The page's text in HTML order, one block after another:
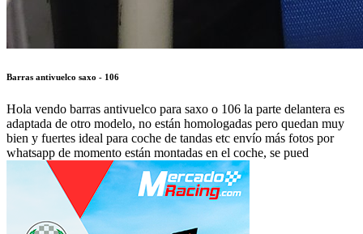
adaptada de otro modelo, no están homologadas pero quedan muy
bien y fuertes ideal para coche de tandas etc envío más fotos por
whatsapp de momento están montadas en el coche, se pued